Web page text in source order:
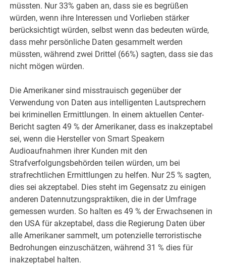
müssten. Nur 33% gaben an, dass sie es begrüßen
würden, wenn ihre Interessen und Vorlieben stärker
berücksichtigt würden, selbst wenn das bedeuten würde,
dass mehr persönliche Daten gesammelt werden
müssten, während zwei Drittel (66%) sagten, dass sie das
nicht mögen würden.
Die Amerikaner sind misstrauisch gegenüber der
Verwendung von Daten aus intelligenten Lautsprechern
bei kriminellen Ermittlungen. In einem aktuellen Center-
Bericht sagten 49 % der Amerikaner, dass es inakzeptabel
sei, wenn die Hersteller von Smart Speakern
Audioaufnahmen ihrer Kunden mit den
Strafverfolgungsbehörden teilen würden, um bei
strafrechtlichen Ermittlungen zu helfen. Nur 25 % sagten,
dies sei akzeptabel. Dies steht im Gegensatz zu einigen
anderen Datennutzungspraktiken, die in der Umfrage
gemessen wurden. So halten es 49 % der Erwachsenen in
den USA für akzeptabel, dass die Regierung Daten über
alle Amerikaner sammelt, um potenzielle terroristische
Bedrohungen einzuschätzen, während 31 % dies für
inakzeptabel halten.